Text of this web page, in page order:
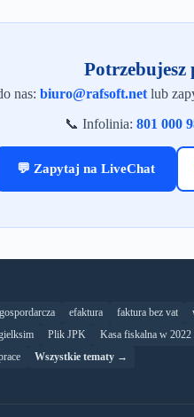
Potrzebujesz
nas: biuro@rafsoft.net lub
📞 Infolinia: 801 000
💬 Zapytaj na LiveChat
efaktura faktura bez vat
Plik JPK Kasa fiskalna w 2022
Wszystkie tematy →